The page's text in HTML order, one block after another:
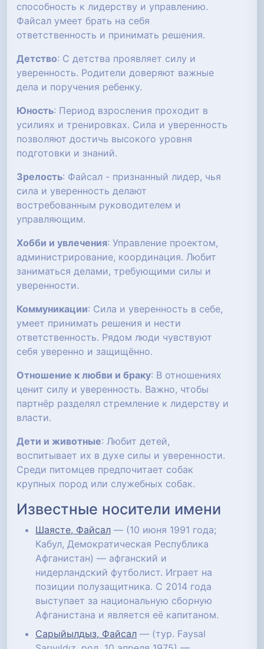
способность к лидерству и управлению.
Файсал умеет брать на себя
ответственность и принимать решения.
Детство: С детства проявляет силу и
уверенность. Родители доверяют важные
дела и поручения ребенку.
Юность: Период взросления проходит в
усилиях и тренировках. Сила и уверенность
позволяют достичь высокого уровня
подготовки и знаний.
Зрелость: Файсал - признанный лидер, чья
сила и уверенность делают
востребованным руководителем и
управляющим.
Хобби и увлечения: Управление проектом,
администрирование, координация. Любит
заниматься делами, требующими силы и
уверенности.
Коммуникации: Сила и уверенность в себе,
умеет принимать решения и нести
ответственность. Рядом люди чувствуют
себя уверенно и защищённо.
Отношение к любви и браку: В отношениях
ценит силу и уверенность. Важно, чтобы
партнёр разделял стремление к лидерству и
власти.
Дети и животные: Любит детей,
воспитывает их в духе силы и уверенности.
Среди питомцев предпочитает собак
крупных пород или служебных собак.
Известные носители имени
Шаясте, Файсал — (10 июня 1991 года;
Кабул, Демократическая Республика
Афганистан) — афганский и
нидерландский футболист. Играет на
позиции полузащитника. С 2014 года
выступает за национальную сборную
Афганистана и является её капитаном.
Сарыйылдыз, Файсал — (тур. Faysal